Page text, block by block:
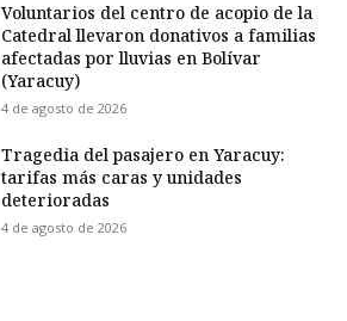
Voluntarios del centro de acopio de la
Catedral llevaron donativos a familias
afectadas por lluvias en Bolívar
(Yaracuy)
4 de agosto de 2026
Tragedia del pasajero en Yaracuy:
tarifas más caras y unidades
deterioradas
4 de agosto de 2026